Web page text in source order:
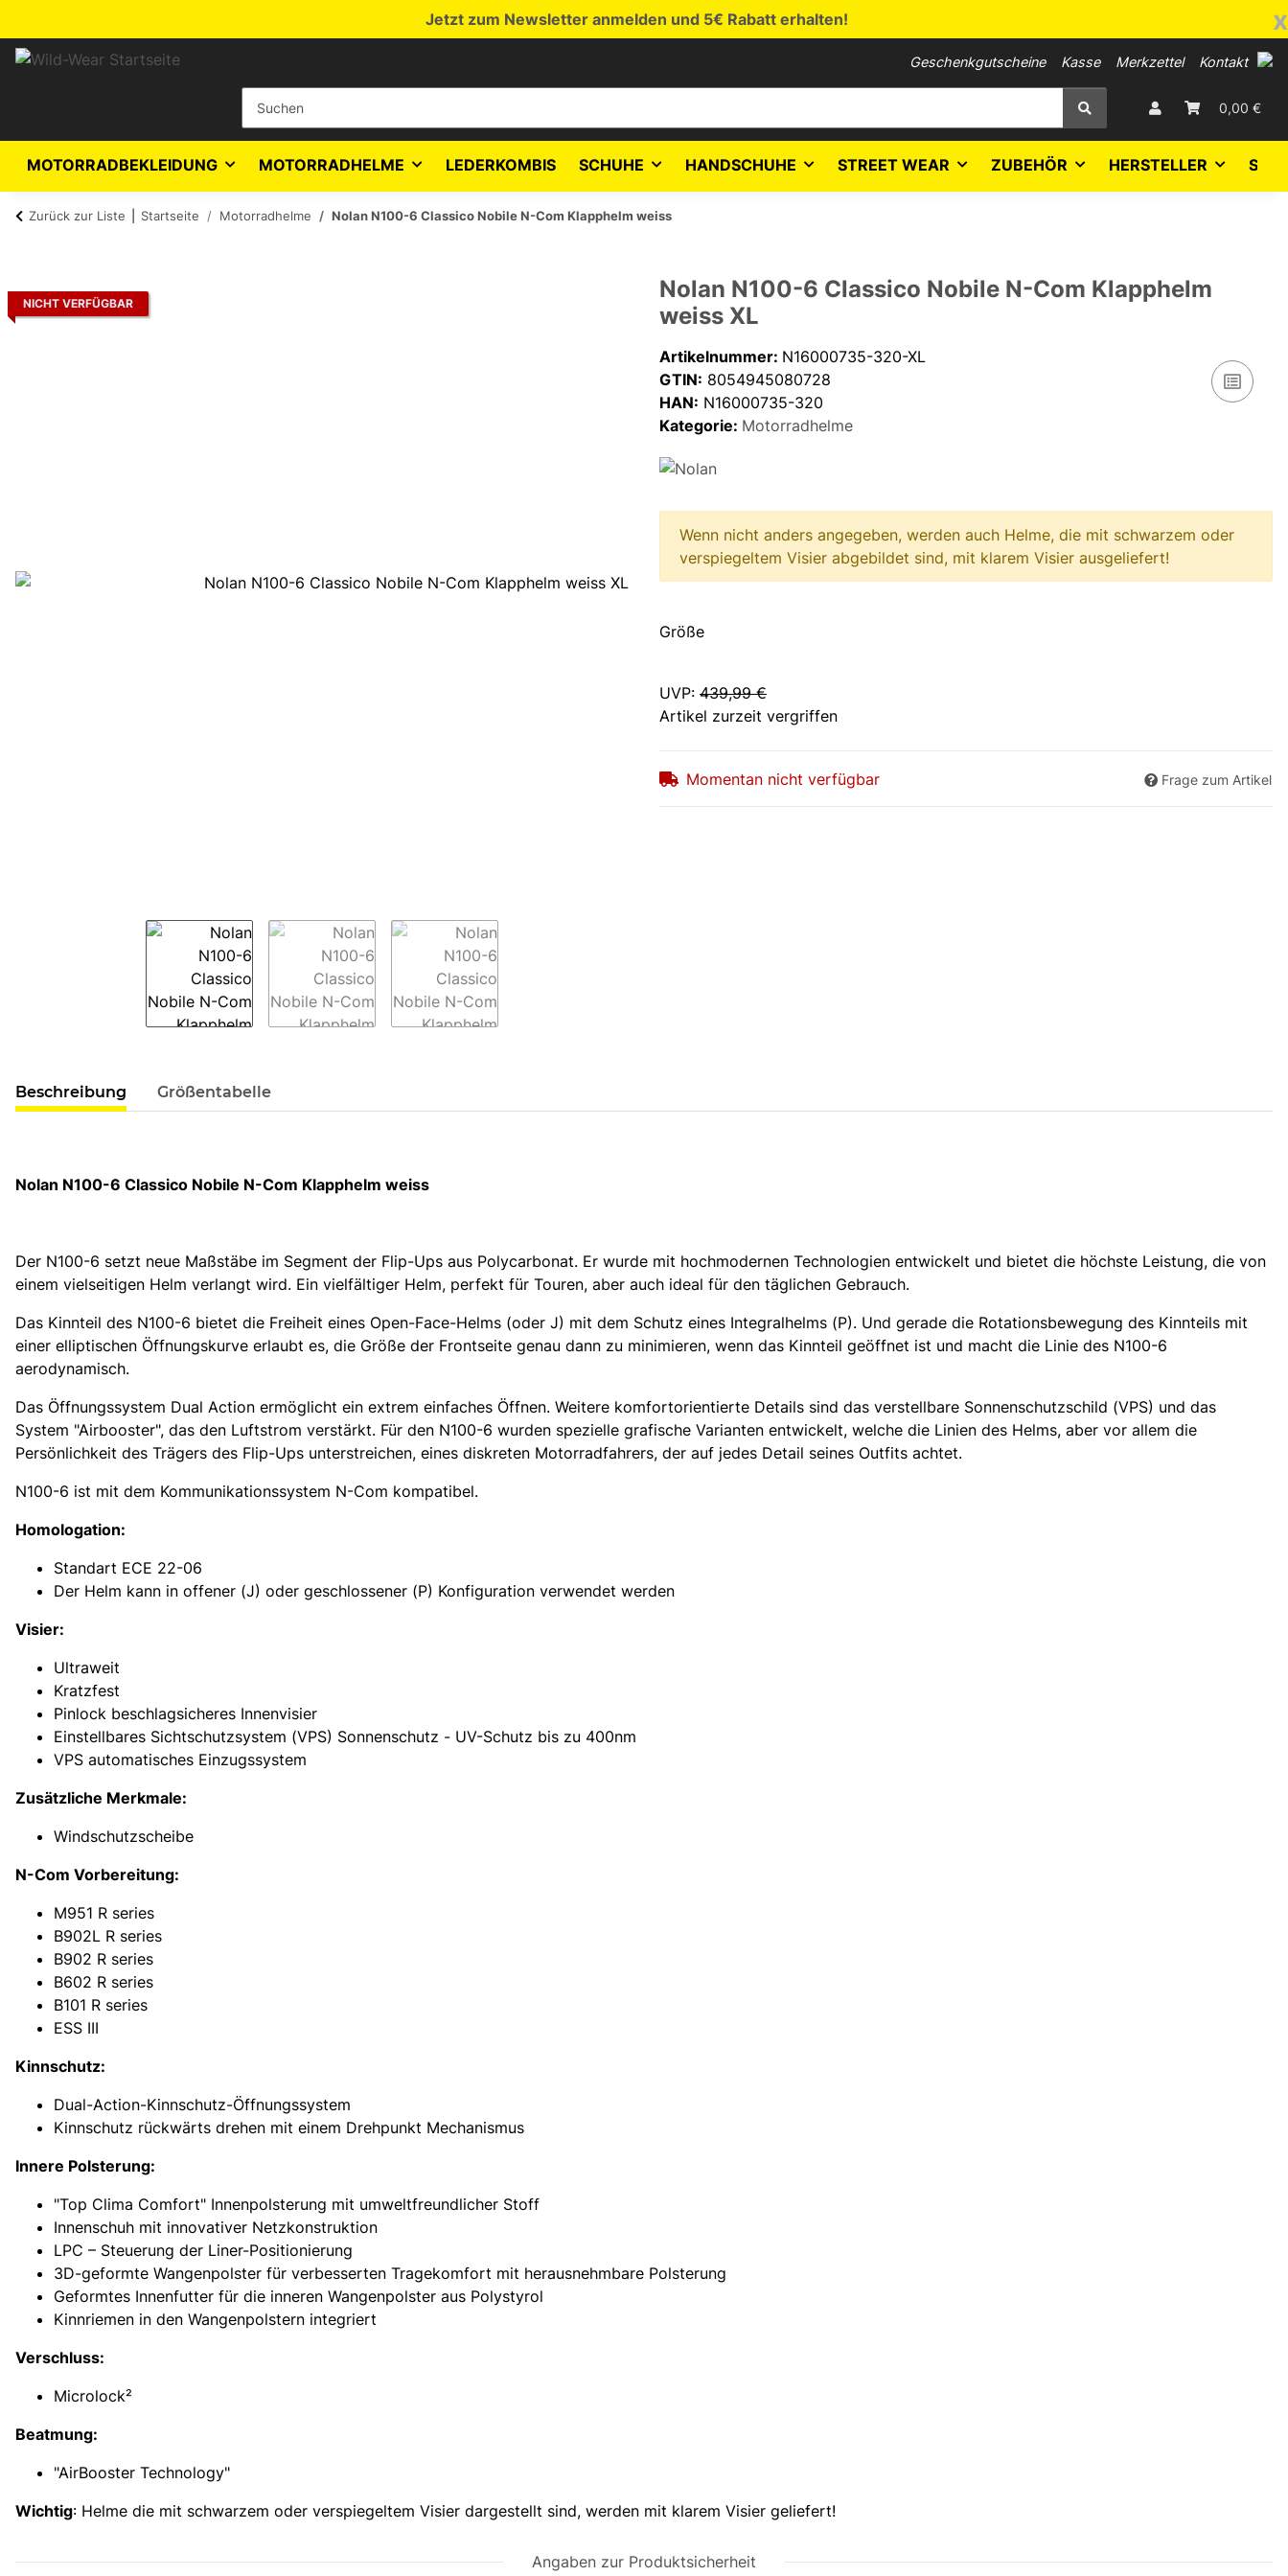
x
Jetzt zum Newsletter anmelden und 5€ Rabatt erhalten!
Geschenkgutscheine Kasse Merkzettel Kontakt
0,00 €
MOTORRADBEKLEIDUNG MOTORRADHELME LEDERKOMBIS SCHUHE HANDSCHUHE STREET WEAR ZUBEHÖR HERSTELLER SALE
Zurück zur Liste Startseite Motorradhelme Nolan N100-6 Classico Nobile N-Com Klapphelm weiss
NICHT VERFÜGBAR
Nolan N100-6 Classico Nobile N-Com Klapphelm
weiss XL
Artikelnummer: N16000735-320-XL
GTIN: 8054945080728
HAN: N16000735-320
Kategorie: Motorradhelme
Wenn nicht anders angegeben, werden auch Helme, die mit schwarzem oder
verspiegeltem Visier abgebildet sind, mit klarem Visier ausgeliefert!
Größe
UVP: 439,99 €
Artikel zurzeit vergriffen
Momentan nicht verfügbar Frage zum Artikel
weitere Registerkarten anzeigen
Beschreibung Größentabelle
Nolan N100-6 Classico Nobile N-Com Klapphelm weiss
Der N100-6 setzt neue Maßstäbe im Segment der Flip-Ups aus Polycarbonat. Er wurde mit hochmodernen Technologien entwickelt und bietet die höchste Leistung, die von
einem vielseitigen Helm verlangt wird. Ein vielfältiger Helm, perfekt für Touren, aber auch ideal für den täglichen Gebrauch.
Das Kinnteil des N100-6 bietet die Freiheit eines Open-Face-Helms (oder J) mit dem Schutz eines Integralhelms (P). Und gerade die Rotationsbewegung des Kinnteils mit
einer elliptischen Öffnungskurve erlaubt es, die Größe der Frontseite genau dann zu minimieren, wenn das Kinnteil geöffnet ist und macht die Linie des N100-6
aerodynamisch.
Das Öffnungssystem Dual Action ermöglicht ein extrem einfaches Öffnen. Weitere komfortorientierte Details sind das verstellbare Sonnenschutzschild (VPS) und das
System "Airbooster", das den Luftstrom verstärkt. Für den N100-6 wurden spezielle grafische Varianten entwickelt, welche die Linien des Helms, aber vor allem die
Persönlichkeit des Trägers des Flip-Ups unterstreichen, eines diskreten Motorradfahrers, der auf jedes Detail seines Outfits achtet.
N100-6 ist mit dem Kommunikationssystem N-Com kompatibel.
Homologation:
Standart ECE 22-06
Der Helm kann in offener (J) oder geschlossener (P) Konfiguration verwendet werden
Visier:
Ultraweit
Kratzfest
Pinlock beschlagsicheres Innenvisier
Einstellbares Sichtschutzsystem (VPS) Sonnenschutz - UV-Schutz bis zu 400nm
VPS automatisches Einzugssystem
Zusätzliche Merkmale:
Windschutzscheibe
N-Com Vorbereitung:
M951 R series
B902L R series
B902 R series
B602 R series
B101 R series
ESS III
Kinnschutz:
Dual-Action-Kinnschutz-Öffnungssystem
Kinnschutz rückwärts drehen mit einem Drehpunkt Mechanismus
Innere Polsterung:
"Top Clima Comfort" Innenpolsterung mit umweltfreundlicher Stoff
Innenschuh mit innovativer Netzkonstruktion
LPC – Steuerung der Liner-Positionierung
3D-geformte Wangenpolster für verbesserten Tragekomfort mit herausnehmbare Polsterung
Geformtes Innenfutter für die inneren Wangenpolster aus Polystyrol
Kinnriemen in den Wangenpolstern integriert
Verschluss:
Microlock²
Beatmung:
"AirBooster Technology"
Wichtig: Helme die mit schwarzem oder verspiegeltem Visier dargestellt sind, werden mit klarem Visier geliefert!
Angaben zur Produktsicherheit